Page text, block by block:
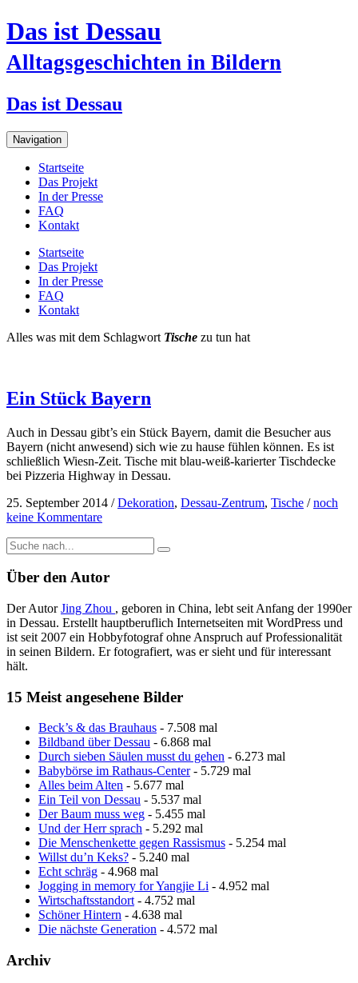
Das ist Dessau
Alltagsgeschichten in Bildern
Das ist Dessau
Navigation
Startseite
Das Projekt
In der Presse
FAQ
Kontakt
Startseite
Das Projekt
In der Presse
FAQ
Kontakt
Alles was mit dem Schlagwort Tische zu tun hat
Ein Stück Bayern
Auch in Dessau gibt’s ein Stück Bayern, damit die Besucher aus
Bayern (nicht anwesend) sich wie zu hause fühlen können. Es ist
schließlich Wiesn-Zeit. Tische mit blau-weiß-karierter Tischdecke
bei Pizzeria Highway in Dessau.
25. September 2014 /Dekoration, Dessau-Zentrum, Tische /noch
keine Kommentare
Über den Autor
Der AutorJing Zhou , geboren in China, lebt seit Anfang der 1990er
in Dessau. Erstellt hauptberuflich Internetseiten mit WordPress und
ist seit 2007 ein Hobbyfotograf ohne Anspruch auf Professionalität
in seinen Bildern. Er fotografiert, was er sieht und für interessant
hält.
15 Meist angesehene Bilder
Beck’s & das Brauhaus - 7.508 mal
Bildband über Dessau - 6.868 mal
Durch sieben Säulen musst du gehen - 6.273 mal
Babybörse im Rathaus-Center- 5.729 mal
Alles beim Alten - 5.677 mal
Ein Teil von Dessau - 5.537 mal
Der Baum muss weg - 5.455 mal
Und der Herr sprach - 5.292 mal
Die Menschenkette gegen Rassismus - 5.254 mal
Willst du’n Keks? - 5.240 mal
Echt schräg - 4.968 mal
Jogging in memory for Yangjie Li - 4.952 mal
Wirtschaftsstandort- 4.752 mal
Schöner Hintern - 4.638 mal
Die nächste Generation - 4.572 mal
Archiv